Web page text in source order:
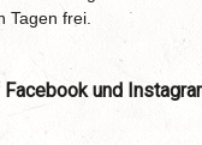
Tagen frei.
und